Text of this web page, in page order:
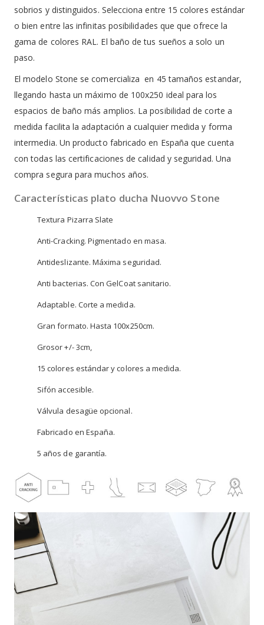
sobrios y distinguidos. Selecciona entre 15 colores estándar
o bien entre las infinitas posibilidades que que ofrece la
gama de colores RAL. El baño de tus sueños a solo un
paso.
El modelo Stone se comercializa en 45 tamaños estandar,
llegando hasta un máximo de 100x250 ideal para los
espacios de baño más amplios. La posibilidad de corte a
medida facilita la adaptación a cualquier medida y forma
intermedia. Un producto fabricado en España que cuenta
con todas las certificaciones de calidad y seguridad. Una
compra segura para muchos años.
Características plato ducha Nuovvo Stone
Textura Pizarra Slate
Anti-Cracking. Pigmentado en masa.
Antideslizante. Máxima seguridad.
Anti bacterias. Con GelCoat sanitario.
Adaptable. Corte a medida.
Gran formato. Hasta 100x250cm.
Grosor +/- 3cm,
15 colores estándar y colores a medida.
Sifón accesible.
Válvula desagüe opcional.
Fabricado en España.
5 años de garantía.